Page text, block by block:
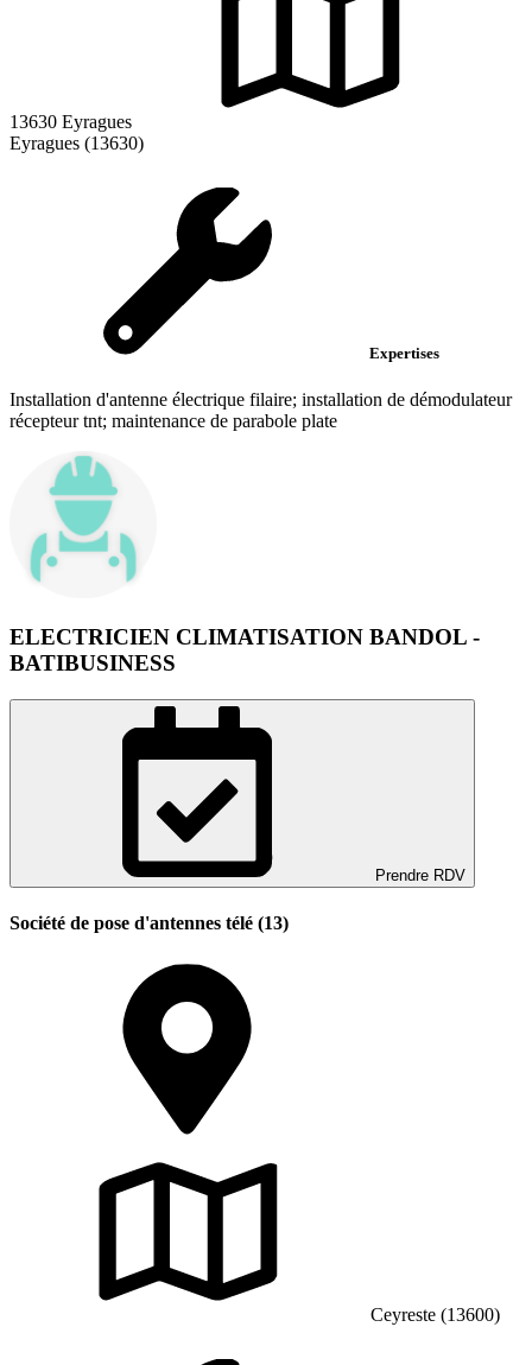
13630 Eyragues
Eyragues (13630)
Expertises
Installation d'antenne électrique filaire; installation de démodulateur
récepteur tnt; maintenance de parabole plate
ELECTRICIEN CLIMATISATION BANDOL -
BATIBUSINESS
Prendre RDV
Société de pose d'antennes télé (13)
Ceyreste (13600)